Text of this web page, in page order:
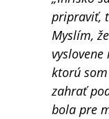
pripraviť,
Myslím,
ktorú
zahrať
bola pre